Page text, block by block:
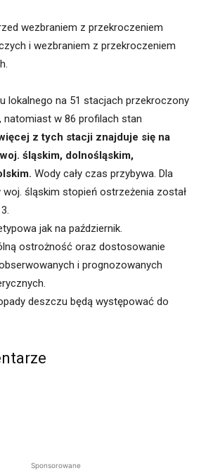
wezbraniem z przekroczeniem
i wezbraniem z przekroczeniem
lokalnego na 51 stacjach przekroczony
natomiast w 86 profilach stan
z tych stacji znajduje się na
śląskim, dolnośląskim,
Wody cały czas przybywa. Dla
śląskim stopień ostrzeżenia został
jak na październik.
ostrożność oraz dostosowanie
i prognozowanych
deszczu będą występować do
Sponsorowane